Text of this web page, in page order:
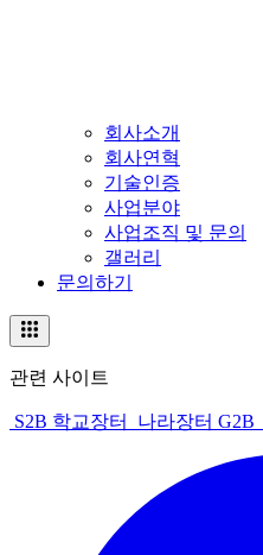
회사소개
회사연혁
기술인증
사업분야
사업조직 및 문의
갤러리
문의하기
관련 사이트
S2B 학교장터 나라장터 G2B